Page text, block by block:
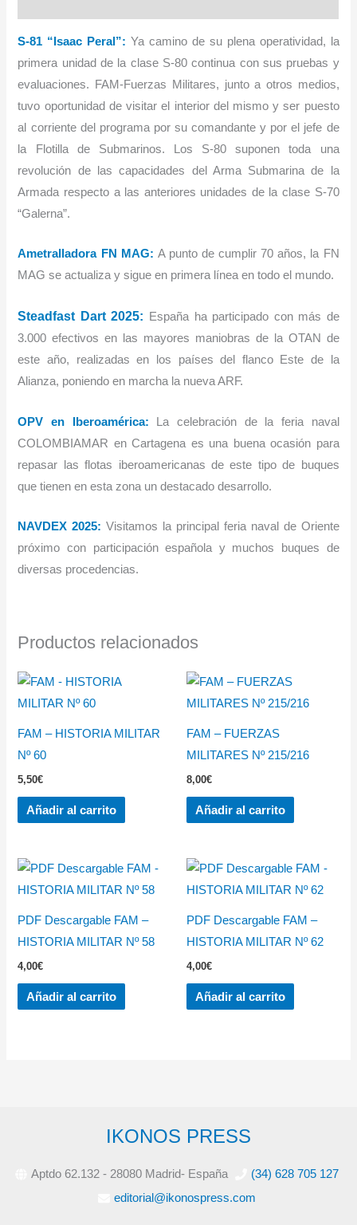
S-81 “Isaac Peral”:Ya camino de su plena operatividad, la
primera unidad de la clase S-80 continua con sus pruebas y
evaluaciones. FAM-Fuerzas Militares, junto a otros medios,
tuvo oportunidad de visitar el interior del mismo y ser puesto
al corriente del programa por su comandante y por el jefe de
la Flotilla de Submarinos. Los S-80 suponen toda una
revolución de las capacidades del Arma Submarina de la
Armada respecto a las anteriores unidades de la clase S-70
“Galerna”.
Ametralladora FN MAG: A punto de cumplir 70 años, la FN
MAG se actualiza y sigue en primera línea en todo el mundo.
Steadfast Dart 2025:
España ha participado con más de
3.000 efectivos en las mayores maniobras de la OTAN de
este año, realizadas en los países del flanco Este de la
Alianza, poniendo en marcha la nueva ARF.
OPV en Iberoamérica: La celebración de la feria naval
COLOMBIAMAR en Cartagena es una buena ocasión para
repasar las flotas iberoamericanas de este tipo de buques
que tienen en esta zona un destacado desarrollo.
NAVDEX 2025:Visitamos la principal feria naval de Oriente
próximo con participación española y muchos buques de
diversas procedencias.
Productos relacionados
FAM – HISTORIA MILITAR
Nº 60
5,50€
Añadir al carrito
FAM – FUERZAS
MILITARES Nº 215/216
8,00€
Añadir al carrito
PDF Descargable FAM –
HISTORIA MILITAR Nº 58
4,00€
Añadir al carrito
PDF Descargable FAM –
HISTORIA MILITAR Nº 62
4,00€
Añadir al carrito
IKONOS PRESS
Aptdo 62.132 - 28080 Madrid- España
(34) 628 705 127
editorial@ikonospress.com